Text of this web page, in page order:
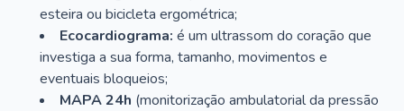
esteira ou bicicleta ergométrica;
Ecocardiograma: é um ultrassom do coração que
investiga a sua forma, tamanho, movimentos e
eventuais bloqueios;
MAPA 24h (monitorização ambulatorial da pressão